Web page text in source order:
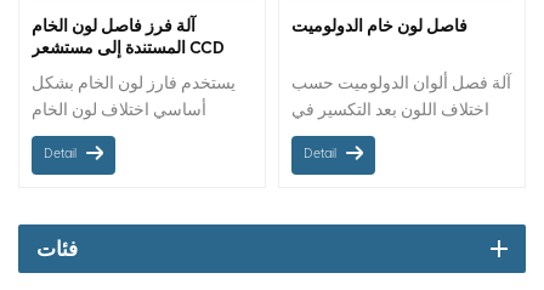
آلة فرز فاصل لون الخام
المستندة إلى مستشعر CCD
يستخدم فارز لون الخام بشكل
أساسي اختلاف لون الخام
لتصنيف الخامات عالية الجودة
لإنتاج منتجات خام مختلفة. يمكن
ذلك ، على فارز لون الخام لفرز
الألوان.
Detail
فاصل لون خام الدولوميت
آلة فصل ألوان الدولوميت حسب
اختلاف اللون بعد التكسير في
مصانع المعالجة ، وهو مناسب
لجميع أنواع الفرز اللوني
إلى 40 مم
Detail
فئات